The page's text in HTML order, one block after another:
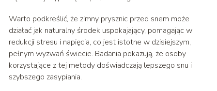
Warto podkreślić, że zimny prysznic przed snem może
działać jak naturalny środek uspokajający, pomagając w
redukcji stresu i napięcia, co jest istotne w dzisiejszym,
pełnym wyzwań świecie. Badania pokazują, że osoby
korzystające z tej metody doświadczają lepszego snu i
szybszego zasypiania.